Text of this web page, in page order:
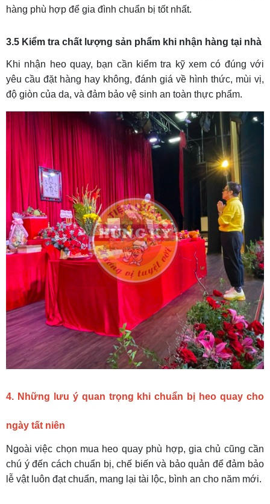
hàng phù hợp để gia đình chuẩn bị tốt nhất.
3.5 Kiểm tra chất lượng sản phẩm khi nhận hàng tại nhà
Khi nhận heo quay, bạn cần kiểm tra kỹ xem có đúng với
yêu cầu đặt hàng hay không, đánh giá về hình thức, mùi vị,
độ giòn của da, và đảm bảo vệ sinh an toàn thực phẩm.
4. Những lưu ý quan trọng khi chuẩn bị heo quay cho
ngày tất niên
Ngoài việc chọn mua heo quay phù hợp, gia chủ cũng cần
chú ý đến cách chuẩn bị, chế biến và bảo quản để đảm bảo
lễ vật luôn đạt chuẩn, mang lại tài lộc, bình an cho năm mới.